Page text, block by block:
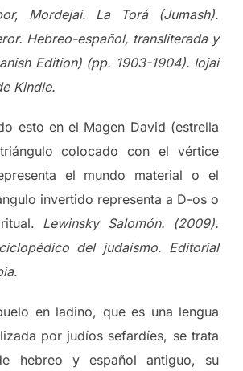
Mordejai. La Torá (Jumash).
Hebreo-español, transliterada y
Edition) (pp. 1903-1904). Iojai
Kindle.
esto en el Magen David (estrella
colocado con el vértice
el mundo material o el
invertido representa a D-os o
Lewinsky Salomón. (2009).
del judaísmo. Editorial
en ladino, que es una lengua
por judíos sefardíes, se trata
hebreo y español antiguo, su